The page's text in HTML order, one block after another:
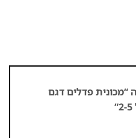
“מכונית פדלים דגם